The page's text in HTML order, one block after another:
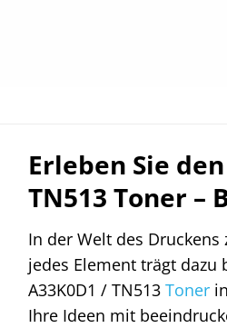
Erleben Sie
TN513 Toner
In der Welt des
jedes Element trägt
A33K0D1 / TN513 Toner
Ihre Ideen mit